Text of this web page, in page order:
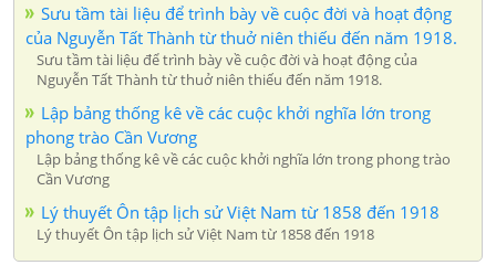
Sưu tầm tài liệu để trình bày về cuộc đời và hoạt động
của Nguyễn Tất Thành từ thuở niên thiếu đến năm 1918.
Sưu tầm tài liệu để trình bày về cuộc đời và hoạt động của
Nguyễn Tất Thành từ thuở niên thiếu đến năm 1918.
Lập bảng thống kê về các cuộc khởi nghĩa lớn trong
phong trào Cần Vương
Lập bảng thống kê về các cuộc khởi nghĩa lớn trong phong trào
Cần Vương
Lý thuyết Ôn tập lịch sử Việt Nam từ 1858 đến 1918
Lý thuyết Ôn tập lịch sử Việt Nam từ 1858 đến 1918